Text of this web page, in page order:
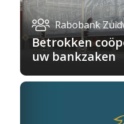
Rabobank
Betrokken
uw bankzaken